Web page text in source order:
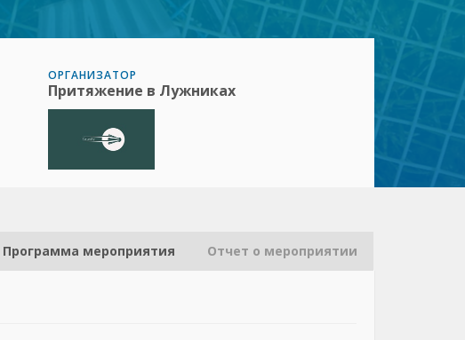
ОРГАНИЗАТОР
Притяжение в Лужниках
Программа мероприятия Отчет о мероприятии